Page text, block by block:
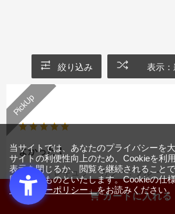
カートに入れる
絞り込み 表示
よかった！
サイズ：レギュラー カラー：ブルー
マルゲリータ
当サイトでは、あなたのプライバシーを
サイトの利便性向上のため、Cookieを利
表示を閉じるか、閲覧を継続されること
同意するものといたします。Cookieの仕
ライバシーポリシー」をお読みください。